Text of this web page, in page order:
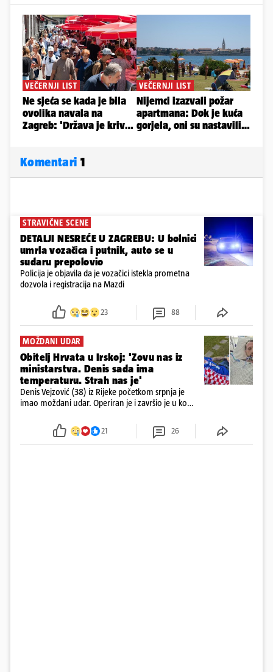
Komentari 1
STRAVIČNE SCENE
DETALJI NESREĆE U ZAGREBU: U bolnici
umrla vozačica i putnik, auto se u
sudaru prepolovio
Policija je objavila da je vozačici istekla prometna
dozvola i registracija na Mazdi
23 88
MOŽDANI UDAR
Obitelj Hrvata u Irskoj: 'Zovu nas iz
ministarstva. Denis sada ima
temperaturu. Strah nas je'
Denis Vejzović (38) iz Rijeke početkom srpnja je
imao moždani udar. Operiran je i završio je u komi.
tamošnji liječnici ne vjeruju u oporavak: 'Imamo
21 26